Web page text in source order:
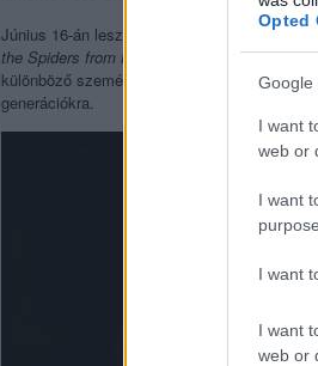
Opted
Google
I want
web or
I want
I want
I want
web or
Június 16-án lesz ötvenéves
David Bowie
the Spiders from Mars
. Ennek örömére
különböző személyiségeit, és megnézi,
generációkra.